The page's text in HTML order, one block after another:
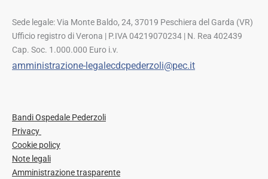
Sede legale: Via Monte Baldo, 24, 37019 Peschiera del Garda (VR)
Ufficio registro di Verona | P.IVA 04219070234 | N. Rea 402439
Cap. Soc. 1.000.000 Euro i.v.
amministrazione-legalecdcpederzoli@pec.it
Bandi Ospedale Pederzoli
Privacy
Cookie policy
Note legali
Amministrazione trasparente